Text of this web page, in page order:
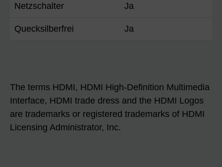
Netzschalter Ja
Quecksilberfrei Ja
The terms HDMI, HDMI High-Definition Multimedia
Interface, HDMI trade dress and the HDMI Logos
are trademarks or registered trademarks of HDMI
Licensing Administrator, Inc.